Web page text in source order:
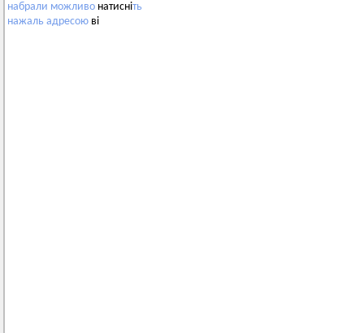
набрали можливо натисніть
нажаль адресою ві